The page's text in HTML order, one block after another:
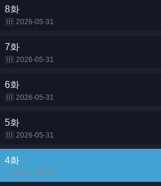
8화
2026-05-31
7화
2026-05-31
6화
2026-05-31
5화
2026-05-31
4화
2026-05-31